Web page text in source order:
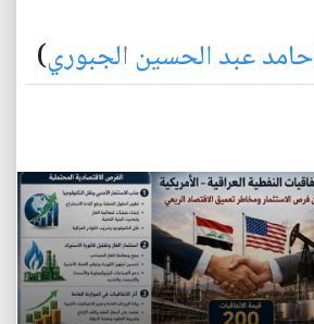
حامد عبد الحسين الجبوري)